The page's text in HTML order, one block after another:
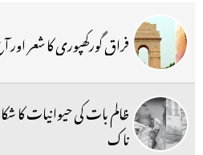
فراق گورکھپوری کا شعر
ظالم بات کی حیوانیات کا
ناک